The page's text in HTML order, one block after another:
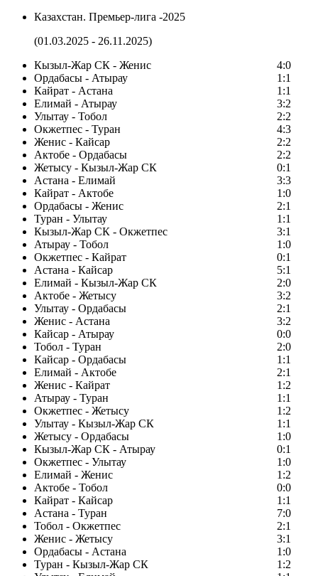
Казахстан. Премьер-лига -2025
(01.03.2025 - 26.11.2025)
Кызыл-Жар СК - Женис
4:0
Ордабасы - Атырау
1:1
Кайрат - Астана
1:1
Елимай - Атырау
3:2
Улытау - Тобол
2:2
Окжетпес - Туран
4:3
Женис - Кайсар
2:2
Актобе - Ордабасы
2:2
Жетысу - Кызыл-Жар СК
0:1
Астана - Елимай
3:3
Кайрат - Актобе
1:0
Ордабасы - Женис
2:1
Туран - Улытау
1:1
Кызыл-Жар СК - Окжетпес
3:1
Атырау - Тобол
1:0
Окжетпес - Кайрат
0:1
Астана - Кайсар
5:1
Елимай - Кызыл-Жар СК
2:0
Актобе - Жетысу
3:2
Улытау - Ордабасы
2:1
Женис - Астана
3:2
Кайсар - Атырау
0:0
Тобол - Туран
2:0
Кайсар - Ордабасы
1:1
Елимай - Актобе
2:1
Женис - Кайрат
1:2
Атырау - Туран
1:1
Окжетпес - Жетысу
1:2
Улытау - Кызыл-Жар СК
1:1
Жетысу - Ордабасы
1:0
Кызыл-Жар СК - Атырау
0:1
Окжетпес - Улытау
1:0
Елимай - Женис
1:2
Актобе - Тобол
0:0
Кайрат - Кайсар
1:1
Астана - Туран
7:0
Тобол - Окжетпес
2:1
Женис - Жетысу
3:1
Ордабасы - Астана
1:0
Туран - Кызыл-Жар СК
1:2